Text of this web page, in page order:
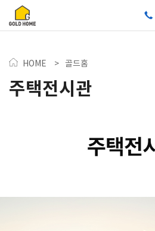
HOME > 골드홈
주택전시관